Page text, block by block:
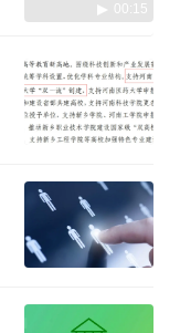
00:15